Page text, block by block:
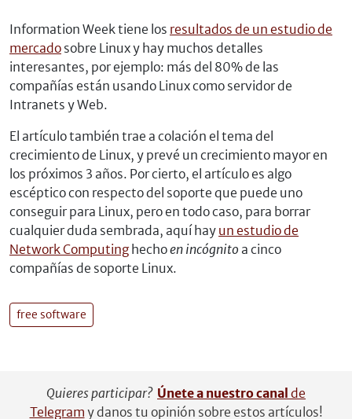
Information Week tiene los resultados de un estudio de
mercado sobre Linux y hay muchos detalles
interesantes, por ejemplo: más del 80% de las
compañías están usando Linux como servidor de
Intranets y Web.
El artículo también trae a colación el tema del
crecimiento de Linux, y prevé un crecimiento mayor en
los próximos 3 años. Por cierto, el artículo es algo
escéptico con respecto del soporte que puede uno
conseguir para Linux, pero en todo caso, para borrar
cualquier duda sembrada, aquí hay un estudio de
Network Computinghechoen incógnito a cinco
compañías de soporte Linux.
free software
Quieres participar? Únete a nuestro canal de
Telegram y danos tu opinión sobre estos artículos!